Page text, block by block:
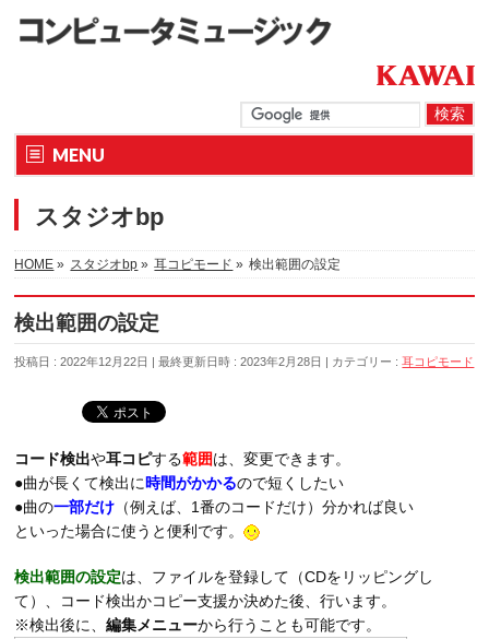
MENU
スタジオbp
HOME » スタジオbp » 耳コピモード » 検出範囲の設定
検出範囲の設定
投稿日 : 2022年12月22日 最終更新日時 : 2023年2月28日 カテゴリー :耳コピモード
コード検出や耳コピする範囲は、変更できます。
●曲が長くて検出に時間がかかるので短くしたい
●曲の一部だけ （例えば、1番のコードだけ）分かれば良い
といった場合に使うと便利です。
検出範囲の設定は、ファイルを登録して（CDをリッピングし
て）、コード検出かコピー支援か決めた後、行います。
※検出後に、編集メニューから行うことも可能です。